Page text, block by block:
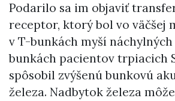
Podarilo sa im objaviť
receptor, ktorý bol vo väčšej
v T-bunkách myší náchylných
bunkách pacientov trpiacich
spôsobil zvýšenú bunkovú
železa. Nadbytok železa